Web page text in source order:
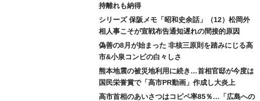
持離れも納得
シリーズ 保阪メモ「昭和史余話」（12）松岡外
相人事こそが宣戦布告通知遅れの間接的原因
偽善の8月が始まった 非核三原則を踏みにじる高
市&小泉コンビの白々しさ
熊本地震の被災地利用に続き…首相官邸が今度は
国民栄誉賞で「高市PR動画」作成し大炎上
高市首相のあいさつはコピペ率85％…「広島への